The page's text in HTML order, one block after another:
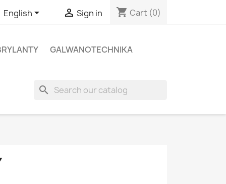
English  Sign in shopping_cart Cart (0)
GALWANOTECHNIKA
search